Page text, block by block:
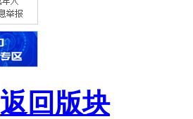
返回版块